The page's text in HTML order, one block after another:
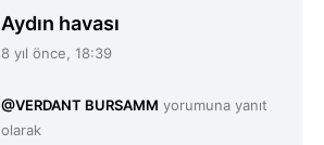
Aydın havası
8 yıl önce, 18:39
@VERDANT BURSAMM yorumuna yanıt
olarak